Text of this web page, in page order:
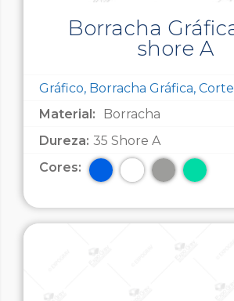
Borracha
shore A
Gráfico, Borracha Gráfica,
Material:
Borracha
Dureza: 35 Shore A
Cores: